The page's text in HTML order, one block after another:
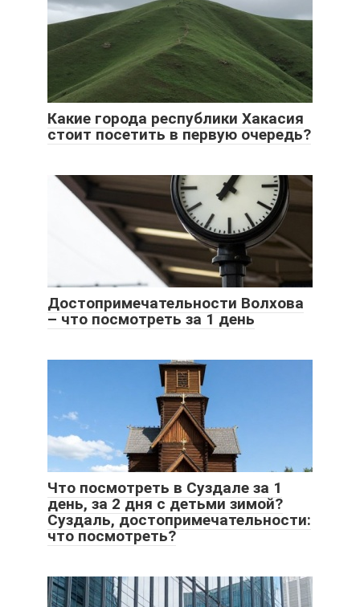
Какие города республики Хакасия
стоит посетить в первую очередь?
Достопримечательности Волхова
– что посмотреть за 1 день
Что посмотреть в Суздале за 1
день, за 2 дня с детьми зимой?
Суздаль, достопримечательности:
что посмотреть?